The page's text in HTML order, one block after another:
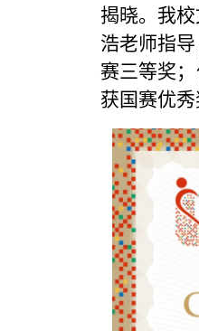
揭晓。我
浩老师指
赛三等奖
获国赛优秀